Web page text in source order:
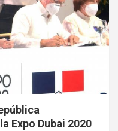
Expo Dubai 2020